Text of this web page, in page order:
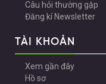
Câu hỏi thường gặp
Đăng kí Newsletter
TÀI KHOẢN
Xem gần đây
Hồ sơ